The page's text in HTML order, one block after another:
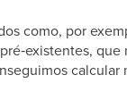
como, por
calcular